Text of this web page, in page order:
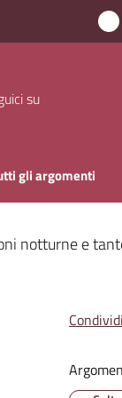
su
gli argomenti
notturne e
Condividi